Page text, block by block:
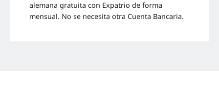
alemana gratuita con Expatrio de forma
mensual. No se necesita otra Cuenta Bancaria.